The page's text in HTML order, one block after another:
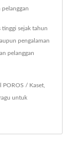
tinggi sejak tahun
pengalaman
pelanggan
POROS / Kaset
untuk